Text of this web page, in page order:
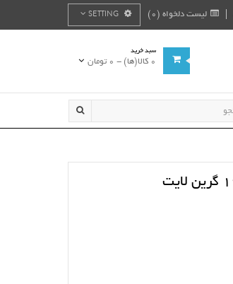
لیست دلخواه (0) SETTING
سبد خرید
0 کالا(ها) - 0 تومان